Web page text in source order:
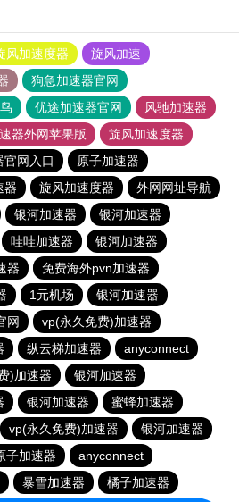
风加速度器
旋风加速
狗急加速器官网
优途加速器官网
风驰加速器
器外网苹果版
旋风加速度器
官网入口
原子加速器
器 旋风加速度器
外网网址导航
银河加速器
银河加速器
哇哇加速器
银河加速器
器
免费海外pvn加速器
1元机场
银河加速器
网
vp(永久免费)加速器
纵云梯加速器
anyconnect
)加速器
银河加速器
银河加速器
蜜蜂加速器
vp(永久免费)加速器
银河加速器
子加速器
anyconnect
暴雪加速器 橘子加速器